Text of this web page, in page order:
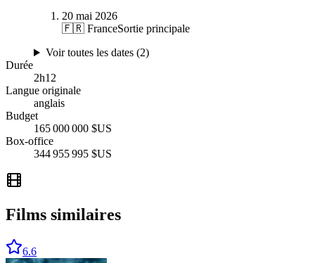
20 mai 2026
🇫🇷 FranceSortie principale
Voir toutes les dates (2)
Durée
2h12
Langue originale
anglais
Budget
165 000 000 $US
Box-office
344 955 995 $US
Films similaires
6.6